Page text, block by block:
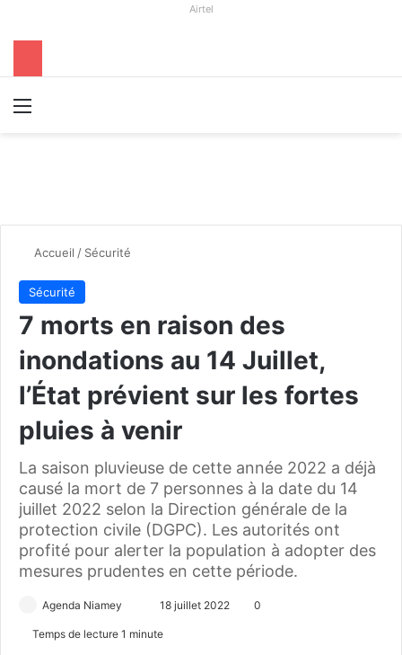
Airtel
Accueil / Sécurité
Sécurité
7 morts en raison des
inondations au 14 Juillet,
l’État prévient sur les fortes
pluies à venir
La saison pluvieuse de cette année 2022 a déjà
causé la mort de 7 personnes à la date du 14
juillet 2022 selon la Direction générale de la
protection civile (DGPC). Les autorités ont
profité pour alerter la population à adopter des
mesures prudentes en cette période.
Agenda Niamey
n
18 juillet 2022 0
Temps de lecture 1 minute